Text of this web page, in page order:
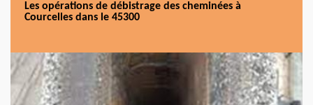
Les opérations de débistrage des cheminées à
Courcelles dans le 45300